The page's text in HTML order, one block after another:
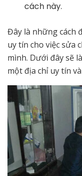
cách này.
Đây là những cách
uy tín cho việc sửa
mình. Dưới đây sẽ
một địa chỉ uy tín